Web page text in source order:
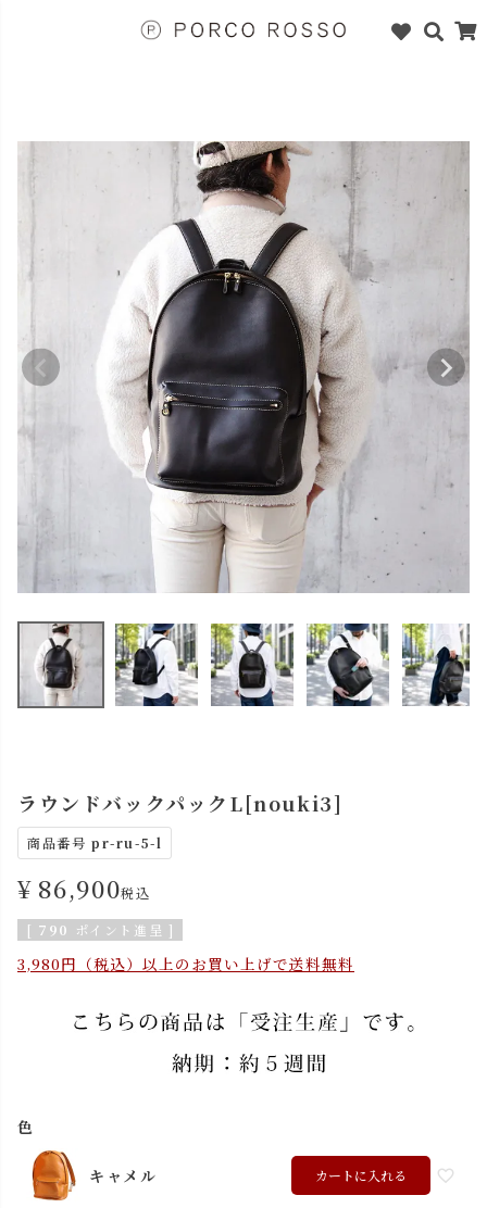
ラウンドバックパックL[nouki3]
商品番号 pr-ru-5-l
¥ 86,900税込
[ 790 ポイント進呈 ]
3,980円（税込）以上のお買い上げで送料無料
色
キャメル カートに入れる